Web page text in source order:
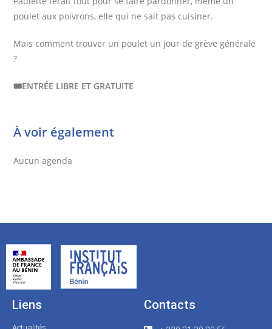
poulet aux poivrons, elle qui ne sait pas cuisiner.
Mais comment trouver un poulet un jour de grève générale
?
🎟️ENTRÉE LIBRE ET GRATUITE
À voir également
Aucun agenda
Liens Contacts